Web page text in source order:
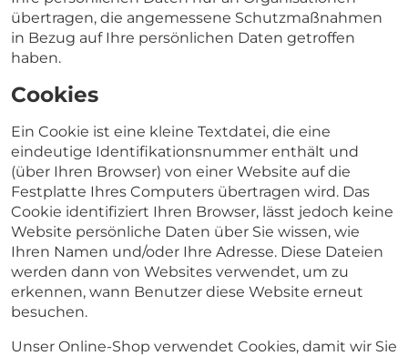
übertragen, die angemessene Schutzmaßnahmen
in Bezug auf Ihre persönlichen Daten getroffen
haben.
Cookies
Ein Cookie ist eine kleine Textdatei, die eine
eindeutige Identifikationsnummer enthält und
(über Ihren Browser) von einer Website auf die
Festplatte Ihres Computers übertragen wird. Das
Cookie identifiziert Ihren Browser, lässt jedoch keine
Website persönliche Daten über Sie wissen, wie
Ihren Namen und/oder Ihre Adresse. Diese Dateien
werden dann von Websites verwendet, um zu
erkennen, wann Benutzer diese Website erneut
besuchen.
Unser Online-Shop verwendet Cookies, damit wir Sie